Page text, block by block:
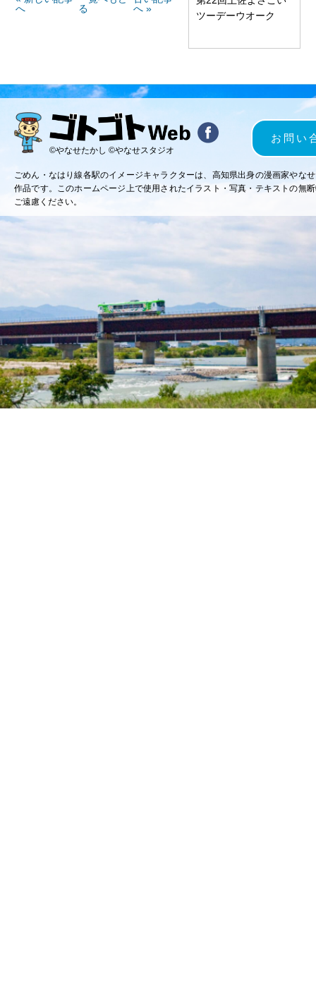
へ
る
へ »
ツーデーウオーク
©やなせたかし ©やなせスタジオ
お問い
ごめん・なはり線各駅のイメージキャラクターは、高知県出身の漫画家やな
作品です。このホームページ上で使用されたイラスト・写真・テキストの無
ご遠慮ください。